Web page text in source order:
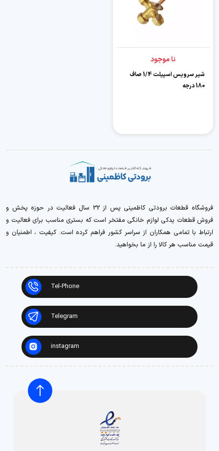
نا موجود
شیر سرویس اسپیلت 1/4 صاف
180 درجه
فروشگاه قطعات برودتی کاظمینی پس از 32 سال فعالیت در حوزه پخش و
فروش قطعات یدکی لوازم خانگی مفتخر است که بستری مناسب برای فعالیت و
ارتباط با تمامی همکاران از سراسر کشور فراهم کرده است. کیفیت ، اطمنیان و
قیمت مناسب هر کالا را از ما بخواهید.
Tel-Phone
Telegram
instagram